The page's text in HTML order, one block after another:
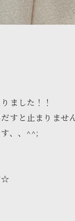
ました！！
すと止まりませ
、、^^;
☆